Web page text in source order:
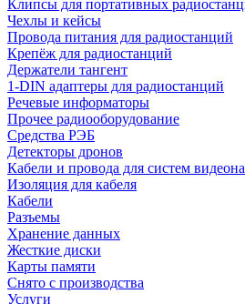
Клипсы для портативных
Чехлы и кейсы
Провода питания для радиостанций
Крепёж для радиостанций
Держатели тангент
1-DIN адаптеры для радиостанций
Речевые информаторы
Прочее радиооборудование
Средства РЭБ
Детекторы дронов
Кабели и провода для систем
Изоляция для кабеля
Кабели
Разъемы
Хранение данных
Жесткие диски
Карты памяти
Снято с производства
Услуги